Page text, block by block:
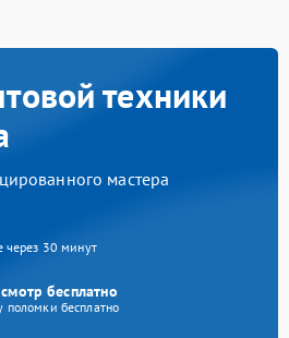
техники
мастера
через 30 минут
бесплатно
бесплатно